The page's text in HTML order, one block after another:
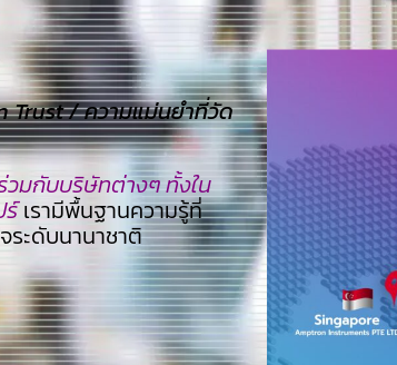
Trust / ความแม่นยำที่วัด
มกับบริษัทต่างๆ ทั้งใน
ร์เรามีพื้นฐานความรู้ที่
ระดับนานาชาติ